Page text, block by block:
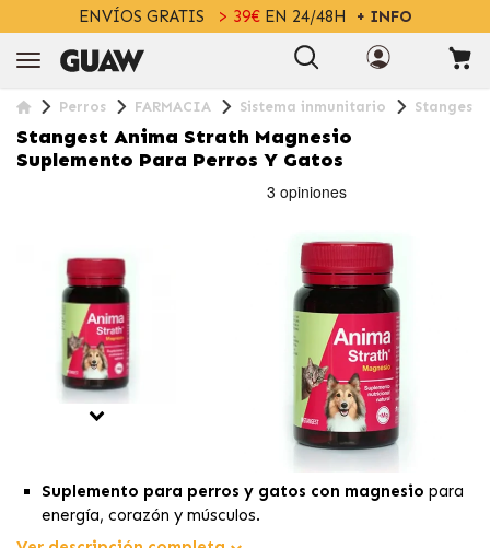
ENVÍOS GRATIS > 39€EN 24/48H + INFO
Perros FARMACIA Sistema inmunitario Stangest
Stangest Anima Strath Magnesio
Suplemento Para Perros Y Gatos
Suplemento para perros y gatos con magnesio para
energía, corazón y músculos.
Fórmula 100 % naturallibre de aditivos, con alta